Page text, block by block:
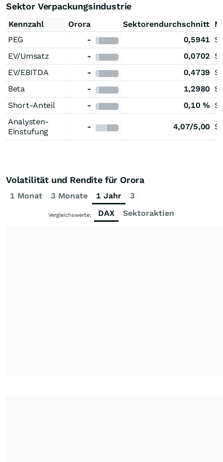
Sektor Verpackungsindustrie
Kennzahl Orora Sektorendurchschnitt
PEG
- 0,5941
EV/Umsatz
- 0,0702
EV/EBITDA
- 0,4739
Beta
- 1,2980
Short-Anteil
- 0,10 %
Analysten-
Einstufung
- 4,07/5,00
Volatilität und Rendite für Orora
1 Monat 3 Monate 1 Jahr 3 Jahre
Vergleichswerte: DAX Sektoraktien